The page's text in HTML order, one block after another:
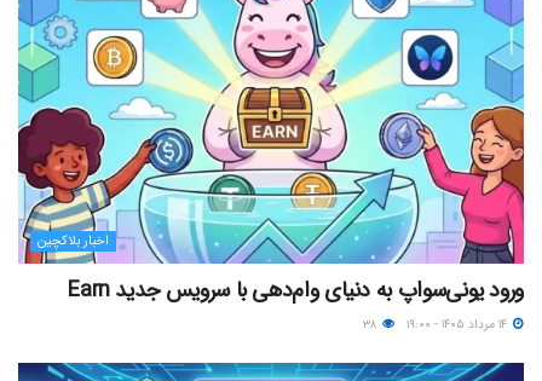
اخبار بلاکچین
ورود یونی‌سواپ به دنیای وام‌دهی با سرویس جدید Earn